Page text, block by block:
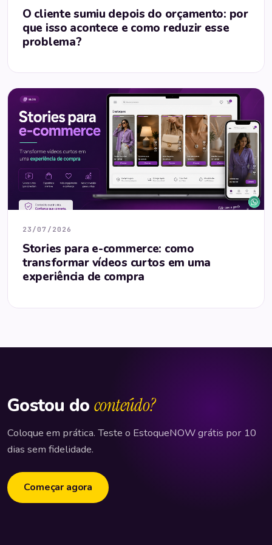
O cliente sumiu depois do orçamento: por
que isso acontece e como reduzir esse
problema?
23/07/2026
Stories para e-commerce: como
transformar vídeos curtos em uma
experiência de compra
Gostou do conteúdo?
Coloque em prática. Teste o EstoqueNOW grátis por 10
dias sem fidelidade.
Começar agora